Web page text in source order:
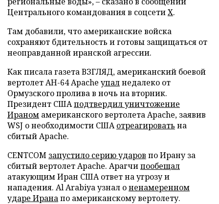
Центрального командования в соцсетиХ.
Там добавили, что американские войска
сохраняют бдительность и готовы защищаться от
неоправданной иранской агрессии.
Как писала газета ВЗГЛЯД, американский боевой
вертолет AH-64 Apache упалнедалеко от
Ормузского пролива в ночь на вторник.
Президент СШАподтвердил уничтожение
Ираном американского вертолета Apache, заявив
WSJ о необходимости СШАотреагировать на
сбитый Apache.
CENTCOM запустило серию ударов по Ирану за
сбитый вертолет Apache. Арагчипообещал
атакующим Иран США ответ на угрозу и
нападения. Al Arabiya узнал оненамеренном
ударе Иранапо американскому вертолету.